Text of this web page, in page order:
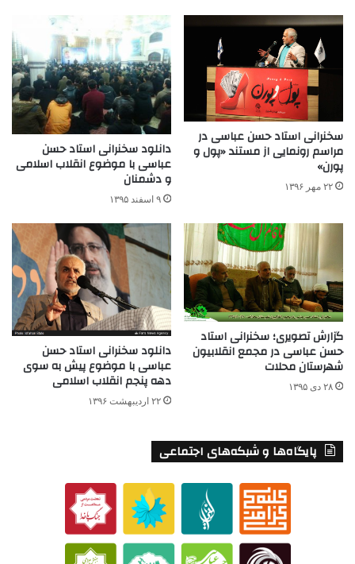
سخنرانی استاد حسن عباسی در
مراسم رونمایی از مستند «پول و
پورن»
۲۲ مهر ۱۳۹۶
دانلود سخنرانی استاد حسن
عباسی با موضوع انقلاب اسلامی
و دشمنان
۹ اسفند ۱۳۹۵
گزارش تصویری؛ سخنرانی استاد
حسن عباسی در مجمع انقلابیون
شهرستان محلات
۲۸ دی ۱۳۹۵
دانلود سخنرانی استاد حسن
عباسی با موضوع پیش به سوی
دهه پنجم انقلاب اسلامی
۲۲ اردیبهشت ۱۳۹۶
پایگاه‌ها و شبکه‌های اجتماعی